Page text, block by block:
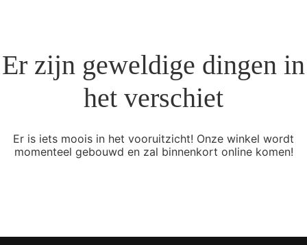
Er zijn geweldige dingen in
het verschiet
Er is iets moois in het vooruitzicht! Onze winkel wordt
momenteel gebouwd en zal binnenkort online komen!